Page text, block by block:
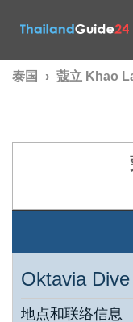
泰国 › 蔻立 Khao
Oktavia
地点和联络信息